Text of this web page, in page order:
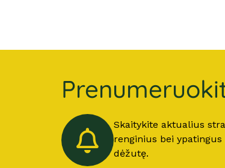
Skaitykite aktualius
renginius bei
dėžutę.